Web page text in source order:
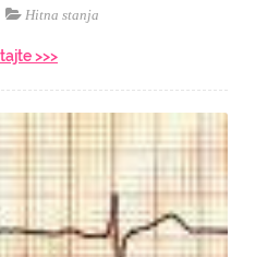
Hitna stanja
>>>